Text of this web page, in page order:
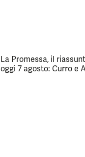
La Promessa, il
oggi 7 agosto: Curro e